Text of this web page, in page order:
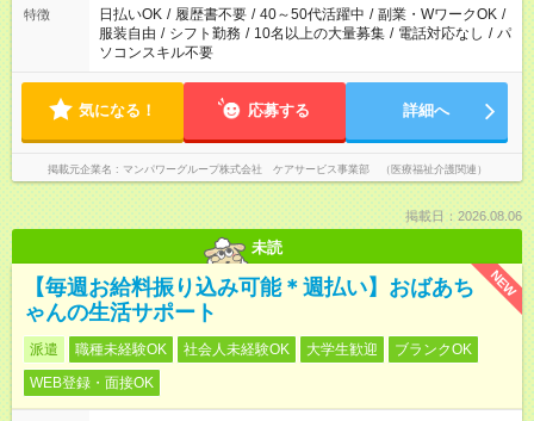
特徴 日払いOK / 履歴書不要 / 40～50代活躍中 / 副業・WワークOK /
服装自由 / シフト勤務 / 10名以上の大量募集 / 電話対応なし / パ
ソコンスキル不要
気になる！ 応募する 詳細へ
掲載元企業名 マンパワーグループ株式会社 ケアサービス事業部 （医療福祉介護関連）
掲載日：2026.08.06
未読
NEW
【毎週お給料振り込み可能＊週払い】おばあち
ゃんの生活サポート
派遣 職種未経験OK 社会人未経験OK 大学生歓迎
ブランクOK
WEB登録・面接OK